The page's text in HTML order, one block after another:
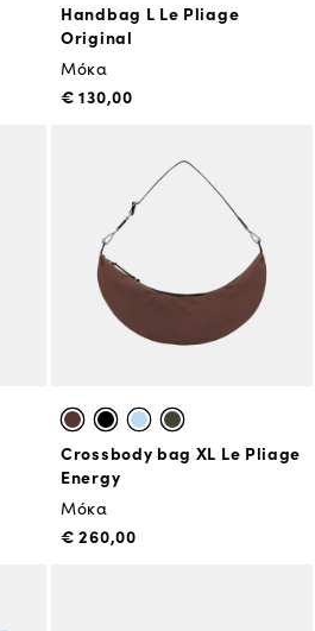
Handbag L Le Pliage
Original
Μόκα
€ 130,00
Crossbody bag XL Le Pliage
Energy
Μόκα
€ 260,00